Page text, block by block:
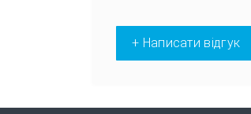
+ Написати відгук